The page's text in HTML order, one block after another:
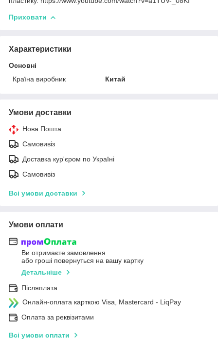
Приховати
Характеристики
Основні
Країна виробник
Китай
Умови доставки
Нова Пошта
Самовивіз
Доставка кур'єром по Україні
Самовивіз
Всі умови доставки
Умови оплати
Ви отримаєте замовлення
або гроші повернуться на вашу картку
Детальніше
Післяплата
Онлайн-оплата карткою Visa, Mastercard - LiqPay
Оплата за реквізитами
Всі умови оплати